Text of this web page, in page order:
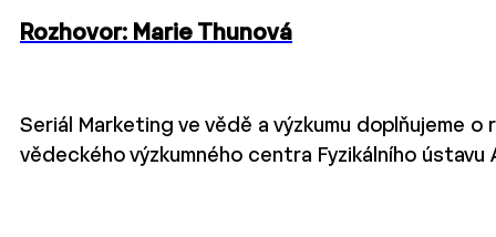
Rozhovor: Marie Thunová
Seriál Marketing ve vědě a výzkumu doplňujeme o
vědeckého výzkumného centra Fyzikálního ústavu